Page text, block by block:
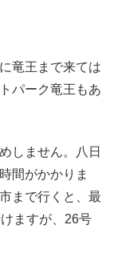
竜王まで来ては
パーク竜王もあ
しません。八日
間がかかりま
まで行くと、最
ますが、26号